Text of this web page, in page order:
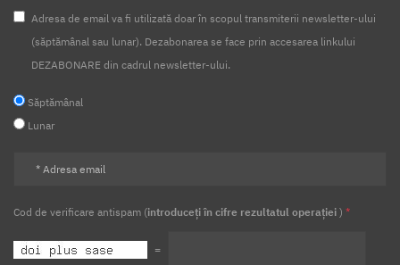
Adresa de email va fi utilizată doar în scopul transmiterii newsletter-ului
(săptămânal sau lunar). Dezabonarea se face prin accesarea linkului
DEZABONARE din cadrul newsletter-ului.
Săptămânal
Lunar
Cod de verificare antispam (introduceți în cifre rezultatul operației ) *
=